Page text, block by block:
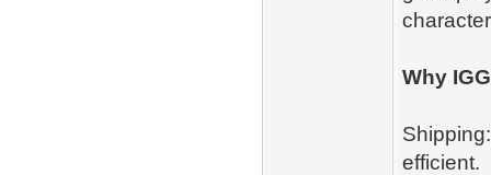
Why
efficient.